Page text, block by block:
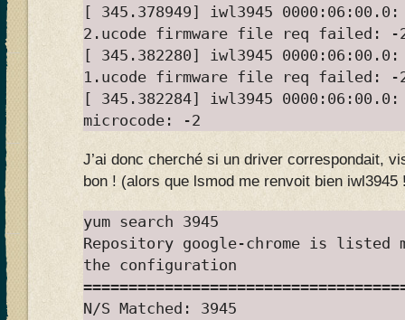
[ 345.378949] iwl3945
2.ucode firmware file req failed: -
[ 345.382280] iwl3945
1.ucode firmware file req failed: -
[ 345.382284] iwl3945
microcode: -2
J’ai donc cherché si un driver correspondait,
bon ! (alors que lsmod me renvoit bien iwl3945
yum search 3945
Repository google-chrome is listed
the configuration
N/S Matched: 3945